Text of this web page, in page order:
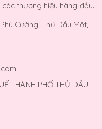
thương hiệu hàng đầu.
Cường, Thủ Dầu Một,
THÀNH PHỐ THỦ DẦU